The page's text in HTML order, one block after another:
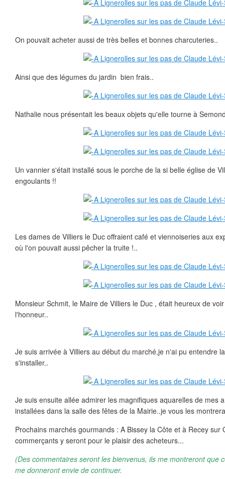
On pouvait acheter aussi de très belles et bonnes charcuteries..
Ainsi que des légumes du jardin bien frais..
Nathalie nous présentait les beaux objets qu'elle tourne à
Un vannier s'était installé sous le porche de la si belle église de
engoulants !!
Les dames de Villiers le Duc offraient café et viennoiseries aux
où l'on pouvait aussi pêcher la truite !..
Monsieur Schmit, le Maire de Villiers le Duc , était heureux de
l'honneur..
Je suis arrivée à Villiers au début du marché,je n'ai pu entendre
s'installer..
Je suis ensuite allée admirer les magnifiques aquarelles de mes
installées dans la salle des fêtes de la Mairie..je vous les
Prochains marchés gourmands : A Bissey la Côte et à Recey sur
commerçants y seront pour le plaisir des acheteurs...
(Des commentaires seront les bienvenus, ils me montreront que
me donneront envie de continuer.